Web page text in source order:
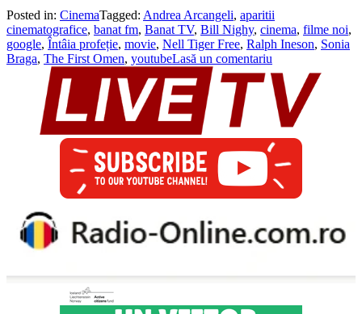
Posted in: CinemaTagged: Andrea Arcangeli, aparitii
cinematografice, banat fm, Banat TV, Bill Nighy, cinema, filme noi,
google, Întâia profeție, movie, Nell Tiger Free, Ralph Ineson, Sonia
Braga, The First Omen, youtubeLasă un comentariu